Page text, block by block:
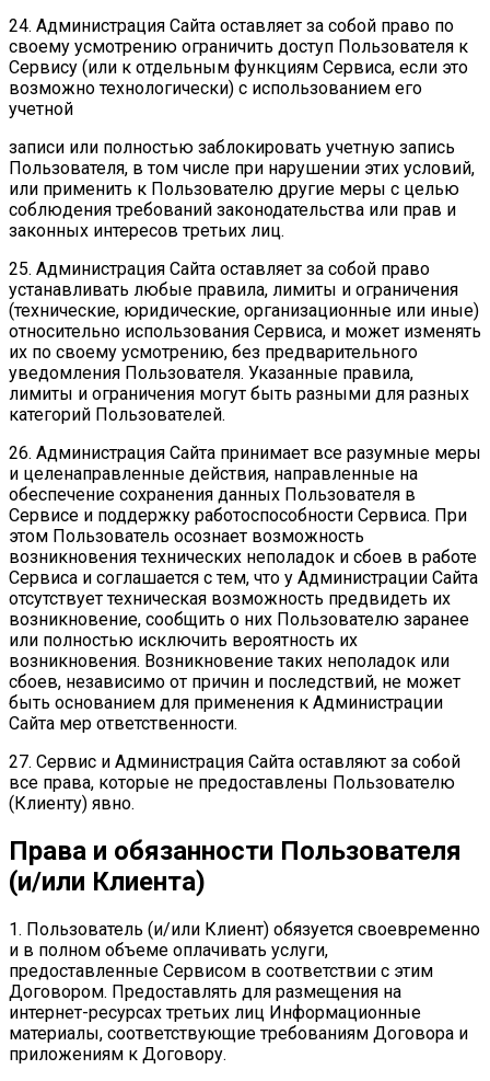
24. Администрация Сайта оставляет за собой право по
своему усмотрению ограничить доступ Пользователя к
Сервису (или к отдельным функциям Сервиса, если это
возможно технологически) с использованием его
учетной
записи или полностью заблокировать учетную запись
Пользователя, в том числе при нарушении этих условий,
или применить к Пользователю другие меры с целью
соблюдения требований законодательства или прав и
законных интересов третьих лиц.
25. Администрация Сайта оставляет за собой право
устанавливать любые правила, лимиты и ограничения
(технические, юридические, организационные или иные)
относительно использования Сервиса, и может изменять
их по своему усмотрению, без предварительного
уведомления Пользователя. Указанные правила,
лимиты и ограничения могут быть разными для разных
категорий Пользователей.
26. Администрация Сайта принимает все разумные меры
и целенаправленные действия, направленные на
обеспечение сохранения данных Пользователя в
Сервисе и поддержку работоспособности Сервиса. При
этом Пользователь осознает возможность
возникновения технических неполадок и сбоев в работе
Сервиса и соглашается с тем, что у Администрации Сайта
отсутствует техническая возможность предвидеть их
возникновение, сообщить о них Пользователю заранее
или полностью исключить вероятность их
возникновения. Возникновение таких неполадок или
сбоев, независимо от причин и последствий, не может
быть основанием для применения к Администрации
Сайта мер ответственности.
27. Сервис и Администрация Сайта оставляют за собой
все права, которые не предоставлены Пользователю
(Клиенту) явно.
Права и обязанности Пользователя
(и/или Клиента)
1. Пользователь (и/или Клиент) обязуется своевременно
и в полном объеме оплачивать услуги,
предоставленные Сервисом в соответствии с этим
Договором. Предоставлять для размещения на
интернет-ресурсах третьих лиц Информационные
материалы, соответствующие требованиям Договора и
приложениям к Договору.